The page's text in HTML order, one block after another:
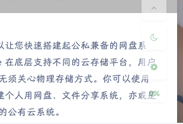
关闭 日落 暗化 灰度
0%
让您快速搭建起公私兼备的网盘系
在底层支持不同的云存储平台，用户
须关心物理存储方式。你可以使用
个人用网盘、文件分享系统，亦或是
公有云系统。